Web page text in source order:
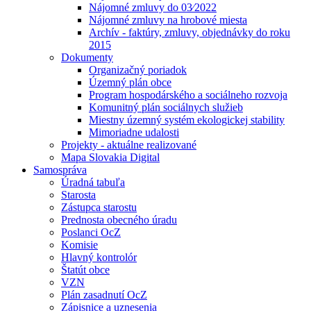
Nájomné zmluvy do 03⁄2022
Nájomné zmluvy na hrobové miesta
Archív - faktúry, zmluvy, objednávky do roku
2015
Dokumenty
Organizačný poriadok
Územný plán obce
Program hospodárského a sociálneho rozvoja
Komunitný plán sociálnych služieb
Miestny územný systém ekologickej stability
Mimoriadne udalosti
Projekty - aktuálne realizované
Mapa Slovakia Digital
Samospráva
Úradná tabuľa
Starosta
Zástupca starostu
Prednosta obecného úradu
Poslanci OcZ
Komisie
Hlavný kontrolór
Štatút obce
VZN
Plán zasadnutí OcZ
Zápisnice a uznesenia